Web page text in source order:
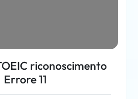
riconoscimento
Errore 11